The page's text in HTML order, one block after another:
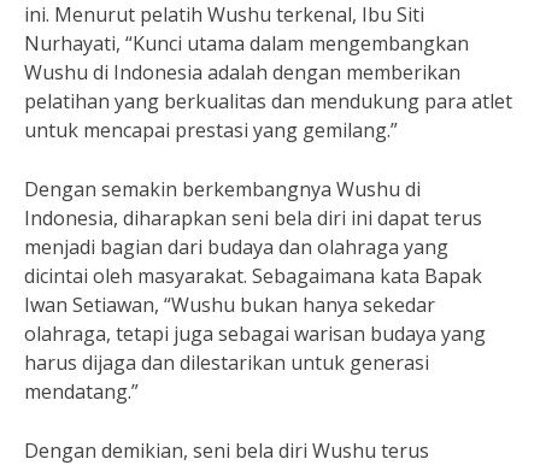
ini. Menurut pelatih Wushu terkenal, Ibu Siti
Nurhayati, “Kunci utama dalam mengembangkan
Wushu di Indonesia adalah dengan memberikan
pelatihan yang berkualitas dan mendukung para atlet
untuk mencapai prestasi yang gemilang.”
Dengan semakin berkembangnya Wushu di
Indonesia, diharapkan seni bela diri ini dapat terus
menjadi bagian dari budaya dan olahraga yang
dicintai oleh masyarakat. Sebagaimana kata Bapak
Iwan Setiawan, “Wushu bukan hanya sekedar
olahraga, tetapi juga sebagai warisan budaya yang
harus dijaga dan dilestarikan untuk generasi
mendatang.”
Dengan demikian, seni bela diri Wushu terus